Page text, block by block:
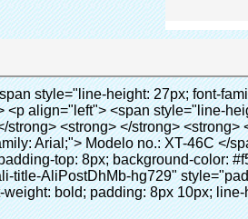
p> </div> </div> <div id="ali-anchor-AliPostDhMb-lcfkj" style="padding-top: 8px;" data-section="AliPostDhMb-lcfkj" data-section-title="Product Description"> <div id="ali-title-AliPostDhMb-lcfkj" style="padding: 8px 0px; border-bottom-style: solid;"> <span style="background-color: #ddd; color: #333; font-weight: bold; padding: 8px 10px; line-height: 12px;"> Descripción del producto </span> </div> <div style="padding: 10px 0px;"><p>&nbsp;<img src="http://i03.i.aliimg.com/simg/single/icon/placeholder_100x100.png" data-src="http://g02.s.alicdn.com/kf/HTB18lcbIXXXXXbEXVXXq6xXFXXXF/200852200/HTB18lcbIXXXXXbEXVXXq6xXFXXXF.jpg" data-alt="Por mayor de China máquina automática zapato dispensador de la cubierta" width="700" ori-width="785" ori-height="559" /> <noscript><img src="http://g02.s.alicdn.com/kf/HTB18lcbIXXXXXbEXVXXq6xXFXXXF/200852200/HTB18lcbIXXXXXbEXVXXq6xXFXXXF.jpg" alt="Por mayor de China máquina automática zapato dispensador de la cubierta" width="700" ori-width="785" ori-height="559"></noscript> </p></div> </div> <p data-section-blank="AliPostDhMb-lcfkj">&nbsp;</p> <p data-section-blank="AliPostDhMb-lcfkj"><img src="http://i03.i.aliimg.com/simg/single/icon/placeholder_100x100.png" data-src="http://g04.s.alicdn.com/kf/HTB1t2oxIXXXXXXOXpXXq6xXFXXXF/200852200/HTB1t2oxIXXXXXXOXpXXq6xXFXXXF.jpg" data-alt="Por mayor de China máquina automática zapato dispensador de la cubierta" width="700" ori-width="800" ori-height="654" /> <noscript><img src="http://g04.s.alicdn.com/kf/HTB1t2oxIXXXXXXOXpXXq6xXFXXXF/200852200/HTB1t2oxIXXXXXXOXpXXq6xXFXXXF.jpg" alt="Por mayor de China máquina automática zapato dispensador de la cubierta" width="700" ori-width="800" ori-height="654"></noscript> </p> <p data-section-blank="AliPostDhMb-g01as">&nbsp;</p> <div id="ali-anchor-AliPostDhMb-ktqz1" style="padding-top: 8px;" data-section="AliPostDhMb-ktqz1" data-section-title="Product Advantages"> <div id="ali-title-AliPostDhMb-ktqz1" style="padding: 8px 0px; border-bottom-style: solid;"> <span style="background-color: #ddd; color: #333; font-weight: bold; padding: 8px 10px; line-height: 12px;"> Ventajas del producto </span> </div> <div style="padding: 10px 0px;"> <p>&nbsp;</p> <table class="aliDataTable" style="width: 600px; height: 436px;"><tbody> <tr style="height: 34.35pt;" align="left"><td style="width: 598pt;" colspan="2" valign="center"><p> <span style="line-height: normal; font-weight: